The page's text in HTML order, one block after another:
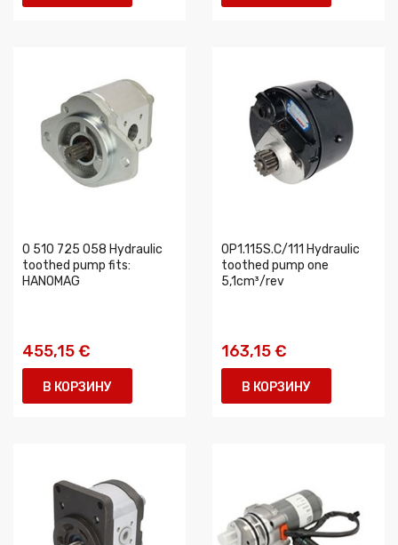
0 510 725 058 Hydraulic
toothed pump fits:
HANOMAG
455,15 €
В КОРЗИНУ
0P1.115S.C/111 Hydraulic
toothed pump one
5,1cm³/rev
163,15 €
В КОРЗИНУ